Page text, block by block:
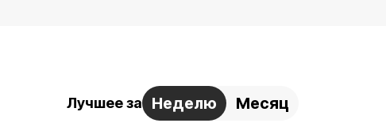
Лучшее за Неделю Месяц